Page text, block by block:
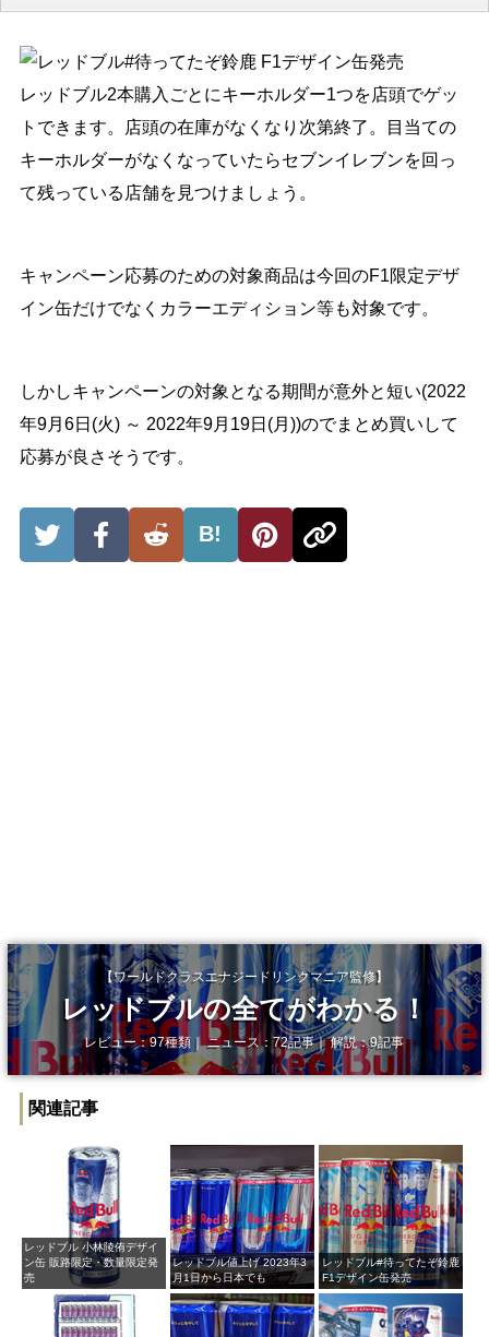
レッドブル2本購入ごとにキーホルダー1つを店頭でゲッ
トできます。店頭の在庫がなくなり次第終了。目当ての
キーホルダーがなくなっていたらセブンイレブンを回っ
て残っている店舗を見つけましょう。
キャンペーン応募のための対象商品は今回のF1限定デザ
イン缶だけでなくカラーエディション等も対象です。
しかしキャンペーンの対象となる期間が意外と短い(2022
年9月6日(火) ～ 2022年9月19日(月))のでまとめ買いして
応募が良さそうです。
B!
【ワールドクラスエナジードリンクマニア監修】
レッドブルの全てがわかる！
レビュー：97種類｜ ニュース：72記事｜ 解説：9記事
関連記事
レッドブル 小林陵侑デザイ
ン缶 販路限定・数量限定発
売
レッドブル値上げ 2023年3
月1日から日本でも
レッドブル#待ってたぞ鈴鹿​
F1デザイン缶発売